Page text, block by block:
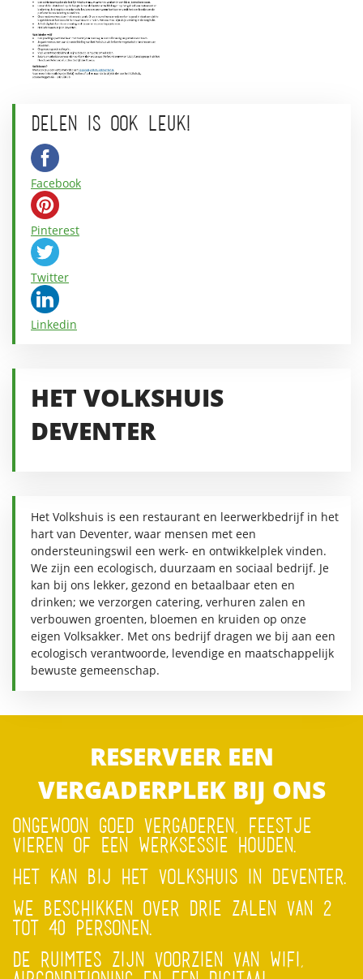
DELEN IS OOK LEUK!
Facebook
Pinterest
Twitter
Linkedin
HET VOLKSHUIS
DEVENTER
Het Volkshuis is een restaurant en leerwerkbedrijf in het
hart van Deventer, waar mensen met een
ondersteuningswil een werk- en ontwikkelplek vinden.
We zijn een ecologisch, duurzaam en sociaal bedrijf. Je
kan bij ons lekker, gezond en betaalbaar eten en
drinken; we verzorgen catering, verhuren zalen en
verbouwen groenten, bloemen en kruiden op onze
eigen Volksakker. Met ons bedrijf dragen we bij aan een
ecologisch verantwoorde, levendige en maatschappelijk
bewuste gemeenschap.
RESERVEER EEN
VERGADERPLEK BIJ ONS
ONGEWOON GOED VERGADEREN, FEESTJE
VIEREN OF EEN WERKSESSIE HOUDEN.
HET KAN BIJ HET VOLKSHUIS IN DEVENTER.
WE BESCHIKKEN OVER DRIE ZALEN VAN 2
TOT 40 PERSONEN.
DE RUIMTES ZIJN VOORZIEN VAN WIFI,